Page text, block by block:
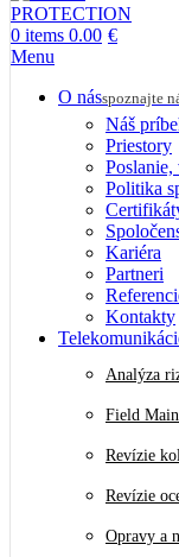
0 items 0.00 €
Menu
O násspoznajte
Náš
Priestory
Politika
Kariéra
Partneri
Kontakty
Analýza
Field
Revízie
Revízie
Opravy a